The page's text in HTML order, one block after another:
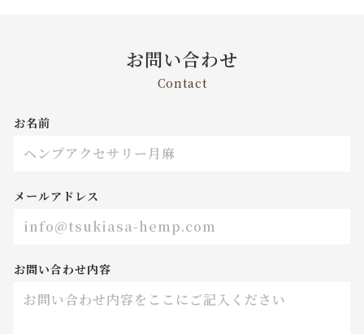
お問い合わせ
Contact
お名前
メールアドレス
お問い合わせ内容